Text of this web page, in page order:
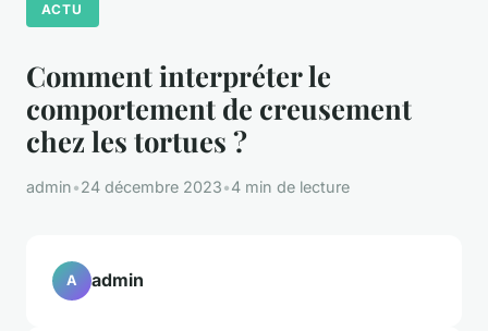
ACTU
Comment interpréter le
comportement de creusement
chez les tortues ?
admin•24 décembre 2023•4 min de lecture
A admin